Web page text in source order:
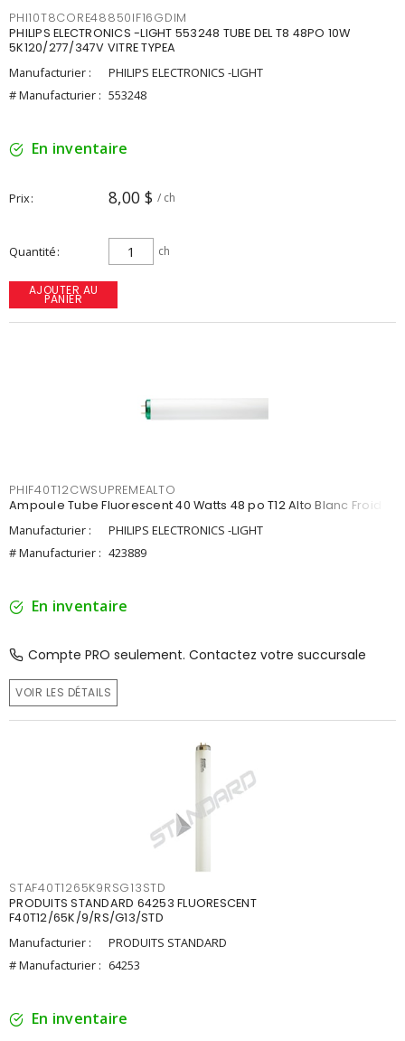
PHI10T8CORE48850IF16GDIM
PHILIPS ELECTRONICS -LIGHT 553248 TUBE DEL T8 48PO 10W
5K120/277/347V VITRE TYPEA
Manufacturier :
PHILIPS ELECTRONICS -LIGHT
# Manufacturier : 553248
En inventaire
Prix 8,00 $ / ch
Quantité ch
AJOUTER AU
PANIER
PHIF40T12CWSUPREMEALTO
Ampoule Tube Fluorescent 40 Watts 48 po T12 Alto Blanc Froid
Manufacturier :
PHILIPS ELECTRONICS -LIGHT
# Manufacturier : 423889
En inventaire
Compte PRO seulement. Contactez votre succursale
VOIR LES DÉTAILS
STAF40T1265K9RSG13STD
PRODUITS STANDARD 64253 FLUORESCENT
F40T12/65K/9/RS/G13/STD
Manufacturier :
PRODUITS STANDARD
# Manufacturier : 64253
En inventaire